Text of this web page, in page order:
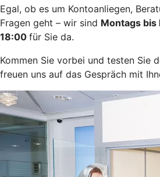
Egal, ob es um Kontoanliegen,
Fragen geht – wir sind Montags
18:00 für Sie da.
Kommen Sie vorbei und testen Sie
freuen uns auf das Gespräch mit